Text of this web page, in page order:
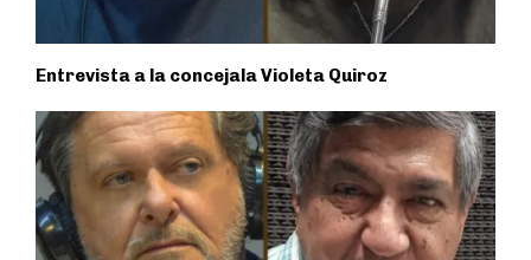
Entrevista a la concejala Violeta Quiroz